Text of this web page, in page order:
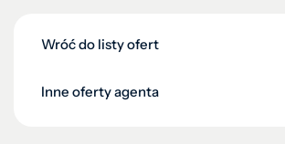
Wróć do listy ofert
Inne oferty agenta